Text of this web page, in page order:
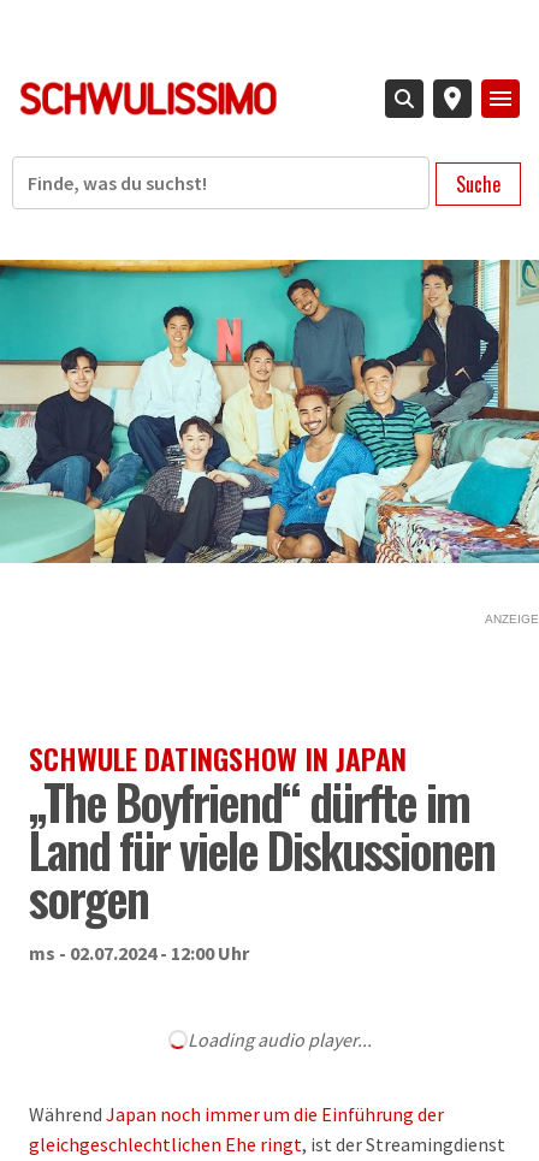
Suche
ANZEIGE
SCHWULE DATINGSHOW IN JAPAN
„The Boyfriend“ dürfte im
Land für viele Diskussionen
sorgen
ms - 02.07.2024 - 12:00 Uhr
Loading audio player...
Während Japan noch immer um die Einführung der
gleichgeschlechtlichen Ehe ringt, ist der Streamingdienst